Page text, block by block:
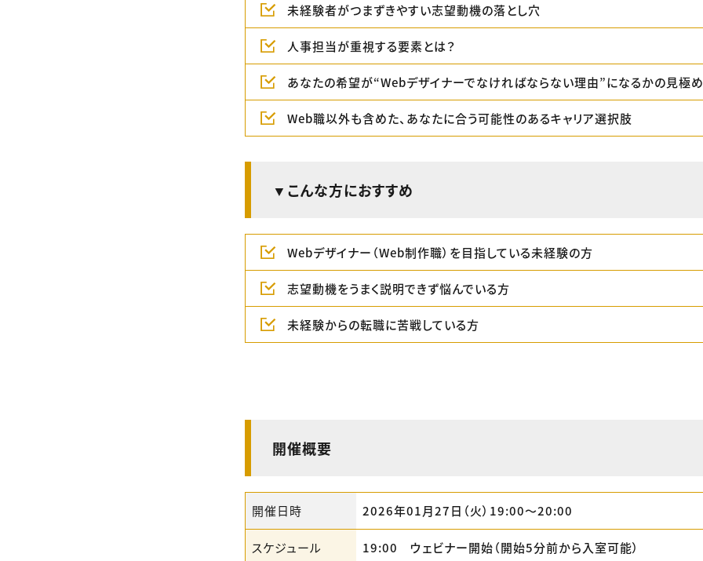
未経験者がつまずきやすい志望動機の落とし穴
人事担当が重視する要素とは？
あなたの希望が“Webデザイナーでなければならない理由”になるかの見極め
Web職以外も含めた、あなたに合う可能性のあるキャリア選択肢
▼こんな方におすすめ
Webデザイナー（Web制作職）を目指している未経験の方
志望動機をうまく説明できず悩んでいる方
未経験からの転職に苦戦している方
開催概要
開催日時 2026年01月27日（火）19:00〜20:00
スケジュール
19:00 ウェビナー開始（開始5分前から入室可能）